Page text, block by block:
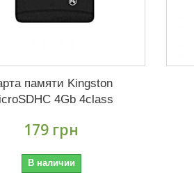
памяти Kingston
4Gb 4class
179 грн
В наличии